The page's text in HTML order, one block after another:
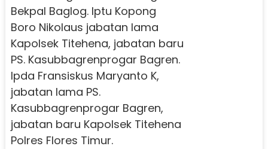
Bekpal Baglog. Iptu Kopong
Boro Nikolaus jabatan lama
Kapolsek Titehena, jabatan baru
PS. Kasubbagrenprogar Bagren.
Ipda Fransiskus Maryanto K,
jabatan lama PS.
Kasubbagrenprogar Bagren,
jabatan baru Kapolsek Titehena
Polres Flores Timur.